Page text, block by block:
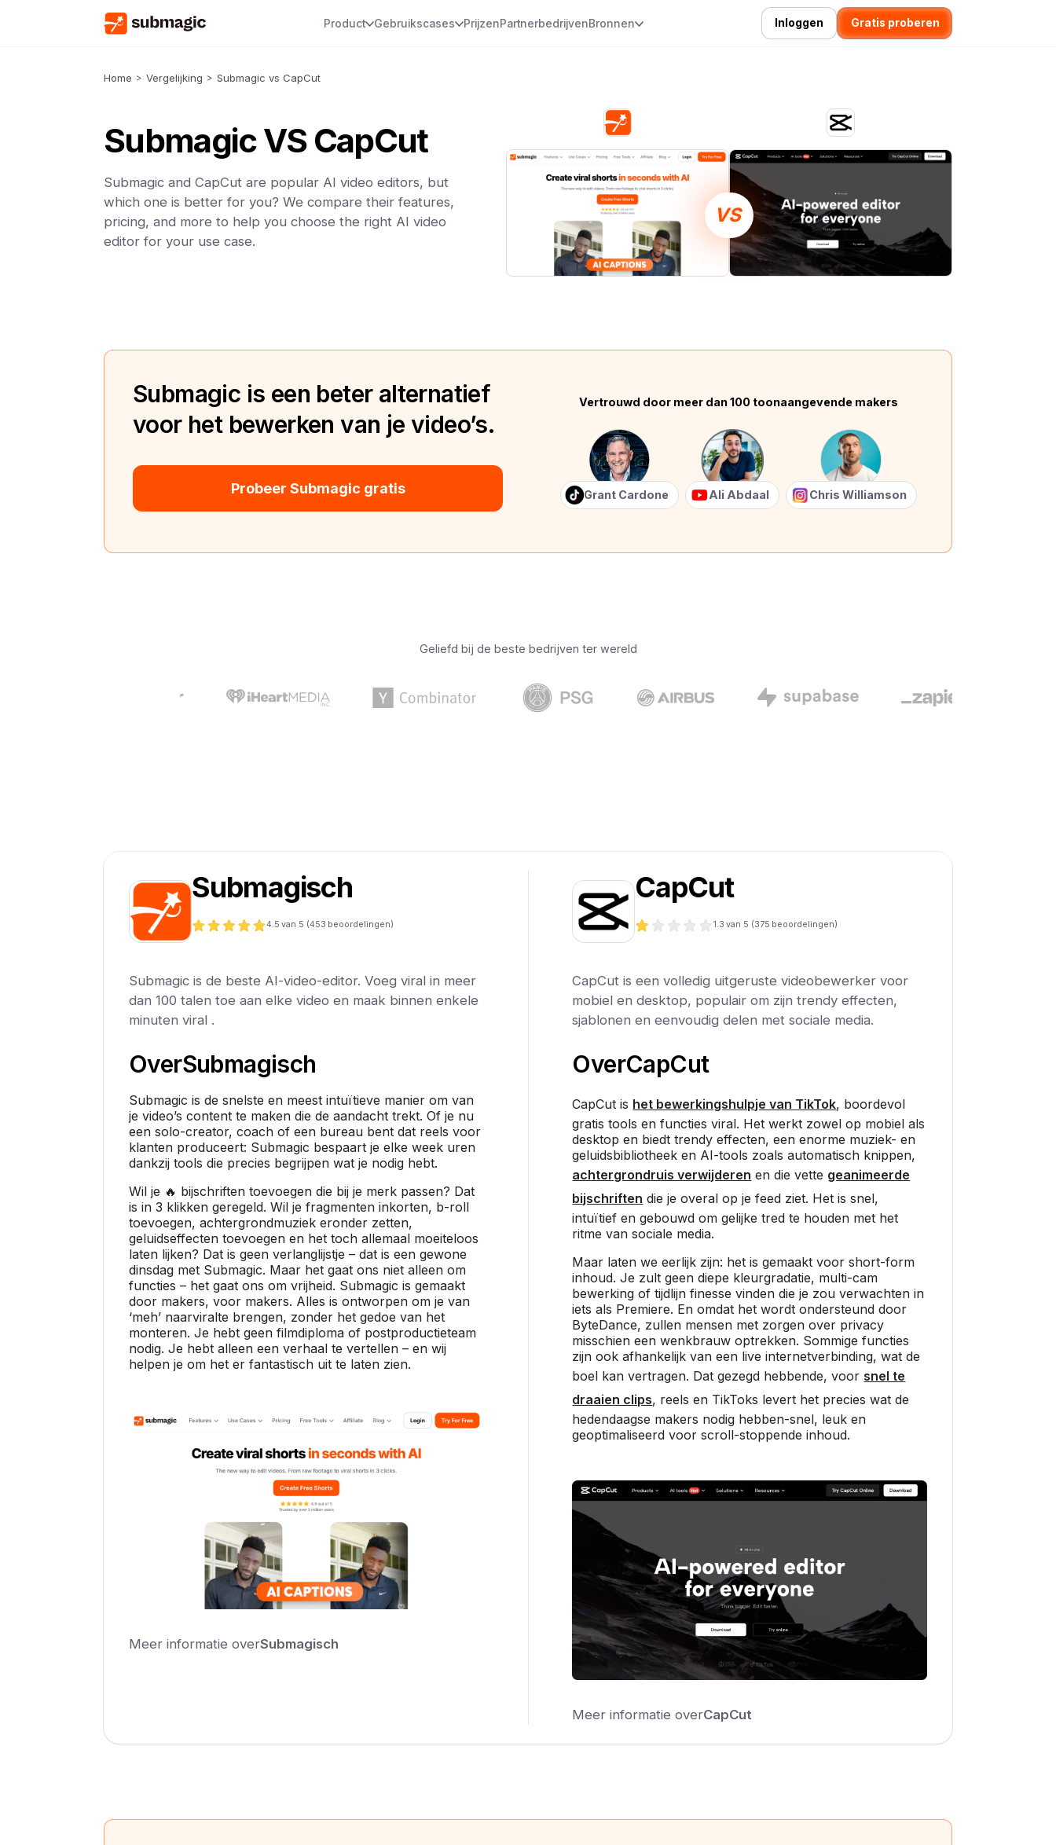
Product Gebruikscases PrijzenPartnerbedrijvenBronnen Inloggen Gratis proberen
Home > Vergelijking > Submagic vs CapCut
Submagic VS CapCut
Submagic and CapCut are popular AI video editors, but
which one is better for you? We compare their features,
pricing, and more to help you choose the right AI video
editor for your use case.
VS
Submagic is een beter alternatief
voor het bewerken van je video’s.
Probeer Submagic gratis
Vertrouwd door meer dan 100 toonaangevende makers
Grant Cardone Ali Abdaal Chris Williamson
Geliefd bij de beste bedrijven ter wereld
Submagisch
4.5 van 5 (453 beoordelingen)
Submagic is de beste AI-video-editor. Voeg viral in meer
dan 100 talen toe aan elke video en maak binnen enkele
minuten viral .
OverSubmagisch
Submagic is de snelste en meest intuïtieve manier om van
je video’s content te maken die de aandacht trekt. Of je nu
een solo-creator, coach of een bureau bent dat reels voor
klanten produceert: Submagic bespaart je elke week uren
dankzij tools die precies begrijpen wat je nodig hebt.
Wil je 🔥 bijschriften toevoegen die bij je merk passen? Dat
is in 3 klikken geregeld. Wil je fragmenten inkorten, b-roll
toevoegen, achtergrondmuziek eronder zetten,
geluidseffecten toevoegen en het toch allemaal moeiteloos
laten lijken? Dat is geen verlanglijstje – dat is een gewone
dinsdag met Submagic. Maar het gaat ons niet alleen om
functies – het gaat ons om vrijheid. Submagic is gemaakt
door makers, voor makers. Alles is ontworpen om je van
‘meh’ naarviralte brengen, zonder het gedoe van het
monteren. Je hebt geen filmdiploma of postproductieteam
nodig. Je hebt alleen een verhaal te vertellen – en wij
helpen je om het er fantastisch uit te laten zien.
Meer informatie overSubmagisch
CapCut
1.3 van 5 (375 beoordelingen)
CapCut is een volledig uitgeruste videobewerker voor
mobiel en desktop, populair om zijn trendy effecten,
sjablonen en eenvoudig delen met sociale media.
OverCapCut
CapCut is het bewerkingshulpje van TikTok, boordevol
gratis tools en functies viral. Het werkt zowel op mobiel als
desktop en biedt trendy effecten, een enorme muziek- en
geluidsbibliotheek en AI-tools zoals automatisch knippen,
achtergrondruis verwijderen en die vette geanimeerde
bijschriften die je overal op je feed ziet. Het is snel,
intuïtief en gebouwd om gelijke tred te houden met het
ritme van sociale media.
Maar laten we eerlijk zijn: het is gemaakt voor short-form
inhoud. Je zult geen diepe kleurgradatie, multi-cam
bewerking of tijdlijn finesse vinden die je zou verwachten in
iets als Premiere. En omdat het wordt ondersteund door
ByteDance, zullen mensen met zorgen over privacy
misschien een wenkbrauw optrekken. Sommige functies
zijn ook afhankelijk van een live internetverbinding, wat de
boel kan vertragen. Dat gezegd hebbende, voor snel te
draaien clips, reels en TikToks levert het precies wat de
hedendaagse makers nodig hebben-snel, leuk en
geoptimaliseerd voor scroll-stoppende inhoud.
Meer informatie overCapCut